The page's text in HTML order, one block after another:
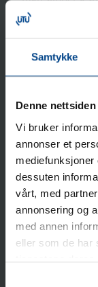
Samtykke
Denne
Vi bruker
annonser et
dessuten
vårt, med
annonsering og
med annen
eller som de har
tjenestene deres.
forenkler og
Vis kundene